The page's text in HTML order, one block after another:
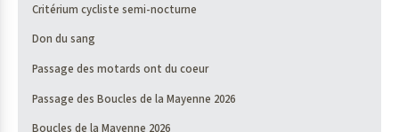
Critérium cycliste semi-nocturne
Don du sang
Passage des motards ont du coeur
Passage des Boucles de la Mayenne 2026
Boucles de la Mayenne 2026